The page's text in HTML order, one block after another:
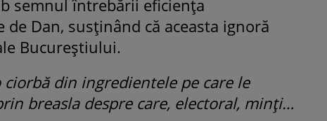
semnul întrebării eficiența
Dan, susținând că aceasta ignoră
Bucureștiului.
ciorbă din ingredientele pe care le
breasla despre care, electoral, minți…